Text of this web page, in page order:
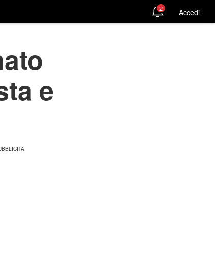
2 Accedi
e